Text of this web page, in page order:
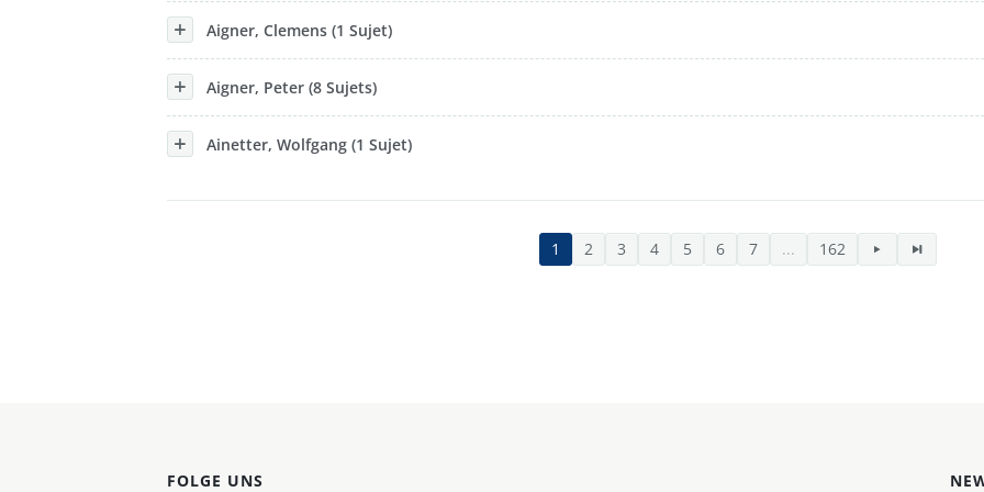
Aigner, Clemens (1 Sujet)
Aigner, Peter (8 Sujets)
Ainetter, Wolfgang (1 Sujet)
1 2 3 4 5 6 7 ... 162
FOLGE UNS